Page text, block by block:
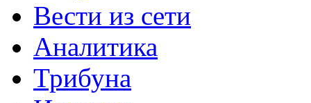
Вести из сети
Аналитика
Трибуна